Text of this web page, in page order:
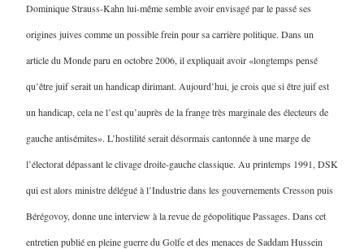
Dominique Strauss-Kahn lui-même semble avoir envisagé par le passé ses
origines juives comme un possible frein pour sa carrière politique. Dans un
article du Monde paru en octobre 2006, il expliquait avoir «longtemps pensé
qu’être juif serait un handicap dirimant. Aujourd’hui, je crois que si être juif est
un handicap, cela ne l’est qu’auprès de la frange très marginale des électeurs de
gauche antisémites». L’hostilité serait désormais cantonnée à une marge de
l’électorat dépassant le clivage droite-gauche classique. Au printemps 1991, DSK
qui est alors ministre délégué à l’Industrie dans les gouvernements Cresson puis
Bérégovoy, donne une interview à la revue de géopolitique Passages. Dans cet
entretien publié en pleine guerre du Golfe et des menaces de Saddam Hussein